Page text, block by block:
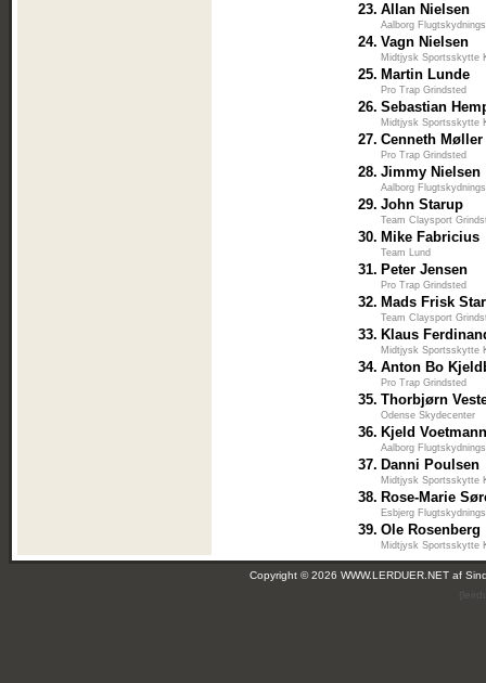
23. Allan Nielsen
Aalborg
24. Vagn Nielsen
Midtjysk Sportsskytte
25. Martin Lunde
Pro Trap Grindsted
26. Sebastian
Midtjysk Sportsskytte
27. Cenneth Møller
Pro Trap Grindsted
28. Jimmy Nielsen
Aalborg
29. John Starup
Team Claysport
30. Mike Fabricius
Team Lund
31. Peter Jensen
Pro Trap Grindsted
32. Mads Frisk
Team Claysport
33. Klaus
Midtjysk Sportsskytte
34. Anton Bo
Pro Trap Grindsted
35. Thorbjørn
Odense Skydecenter
36. Kjeld
Aalborg
37. Danni Poulsen
Midtjysk Sportsskytte
38. Rose-Marie
Esbjerg
39. Ole Rosenberg
Midtjysk Sportsskytte
Copyright © 2026 WWW.LERDUER.NET af